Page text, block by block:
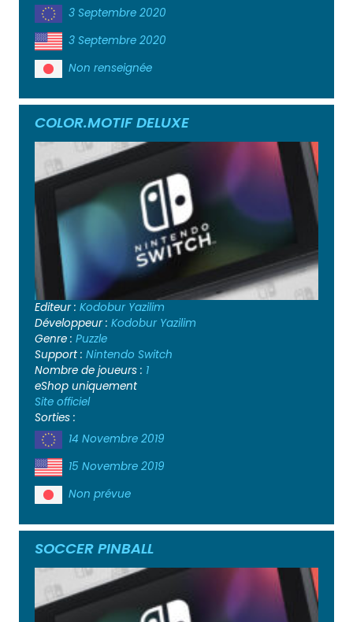
3 Septembre 2020
3 Septembre 2020
Non renseignée
COLOR.MOTIF DELUXE
Editeur : Kodobur Yazilim
Développeur : Kodobur Yazilim
Genre : Puzzle
Support : Nintendo Switch
Nombre de joueurs : 1
eShop uniquement
Site officiel
Sorties :
14 Novembre 2019
15 Novembre 2019
Non prévue
SOCCER PINBALL